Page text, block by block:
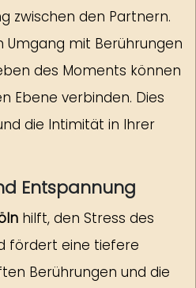
zwischen den Partnern.
mit Berührungen
des Moments können
Ebene verbinden. Dies
die Intimität in Ihrer
Entspannung
hilft, den Stress des
fördert eine tiefere
Berührungen und die